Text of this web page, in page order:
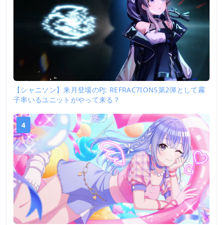
【シャニソン】来月登場のPJ: REFRAC7IONS第2弾として霧
子率いるユニットがやって来る？
4